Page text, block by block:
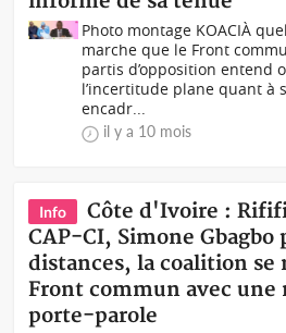
Photo montage KOACIÀ
marche que le Front
partis d’opposition entend
l’incertitude plane quant à
encadr...
il y a 10 mois
Info
Côte d'Ivoire :
CAP-CI, Simone Gbagbo
distances, la coalition se
Front commun avec une
porte-parole